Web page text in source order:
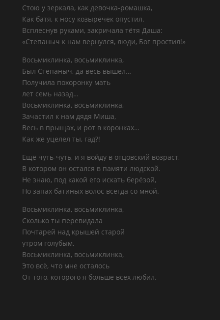
Стою у зеркала, как девочка-ромашка,
Как батя, к носу козырёчек опустил.
Всплеснув руками, закричала тётя Даша:
«Степаныч к нам вернулся, люди, Бог простил!»
Восьмиклинка, восьмиклинка,
Был Степаныч, да весь вышел…
Получила похоронку мать
лет семь назад…
Восьмиклинка, восьмиклинка,
Зачастил к нам дядя Миша,
Весь в прыщах, и рот в коронках…
Как же уцелел ты, гад?!
Ещё чуть-чуть, и я войду в отцовский возраст,
В котором он остался в памяти людской.
Не знаю, под какой его искать берёзой,
Но запах батиных волос всегда со мной.
Восьмиклинка, восьмиклинка,
Сколько ты перевидала
Почтарей над крышей старой
утром голубым,
Восьмиклинка, восьмиклинка,
Это всё, что мне осталось
От того, которого я больше всех любил.